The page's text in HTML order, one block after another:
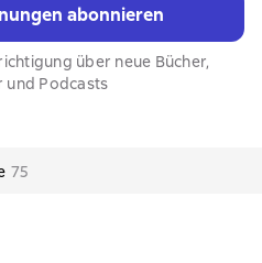
abonnieren
über neue Bücher,
und Podcasts
75